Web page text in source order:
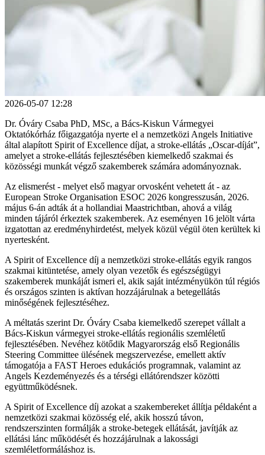
2026-05-07 12:28
Dr. Óváry Csaba PhD, MSc, a Bács-Kiskun Vármegyei
Oktatókórház főigazgatója nyerte el a nemzetközi Angels Initiative
által alapított Spirit of Excellence díjat, a stroke-ellátás „Oscar-díját”,
amelyet a stroke-ellátás fejlesztésében kiemelkedő szakmai és
közösségi munkát végző szakemberek számára adományoznak.
Az elismerést - melyet első magyar orvosként vehetett át - az
European Stroke Organisation ESOC 2026 kongresszusán, 2026.
május 6-án adták át a hollandiai Maastrichtban, ahová a világ
minden tájáról érkeztek szakemberek. Az eseményen 16 jelölt várta
izgatottan az eredményhirdetést, melyek közül végül öten kerültek ki
nyertesként.
A Spirit of Excellence díj a nemzetközi stroke-ellátás egyik rangos
szakmai kitüntetése, amely olyan vezetők és egészségügyi
szakemberek munkáját ismeri el, akik saját intézményükön túl régiós
és országos szinten is aktívan hozzájárulnak a betegellátás
minőségének fejlesztéséhez.
A méltatás szerint Dr. Óváry Csaba kiemelkedő szerepet vállalt a
Bács-Kiskun vármegyei stroke-ellátás regionális szemléletű
fejlesztésében. Nevéhez kötődik Magyarország első Regionális
Steering Committee ülésének megszervezése, emellett aktív
támogatója a FAST Heroes edukációs programnak, valamint az
Angels Kezdeményezés és a térségi ellátórendszer közötti
együttműködésnek.
A Spirit of Excellence díj azokat a szakembereket állítja példaként a
nemzetközi szakmai közösség elé, akik hosszú távon,
rendszerszinten formálják a stroke-betegek ellátását, javítják az
ellátási lánc működését és hozzájárulnak a lakossági
szemléletformáláshoz is.